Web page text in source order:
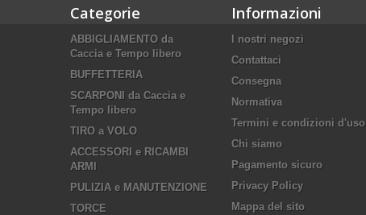
Categorie
ABBIGLIAMENTO da
Caccia e Tempo libero
BUFFETTERIA
SCARPONI da Caccia e
Tempo libero
TIRO a VOLO
ACCESSORI e RICAMBI
ARMI
PULIZIA e MANUTENZIONE
TORCE
Informazioni
I nostri negozi
Contattaci
Consegna
Normativa
Termini e condizioni d'uso
Chi siamo
Pagamento sicuro
Privacy Policy
Mappa del sito